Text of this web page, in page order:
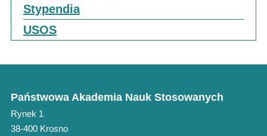
Stypendia
USOS
Państwowa Akademia Nauk Stosowanych
Rynek 1
38-400 Krosno